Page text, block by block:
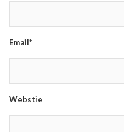
Email*
Webstie